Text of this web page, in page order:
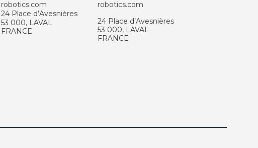
robotics.com
24 Place d’Avesnières
53 000, LAVAL
FRANCE
robotics.com
24 Place d’Avesnières
53 000, LAVAL
FRANCE